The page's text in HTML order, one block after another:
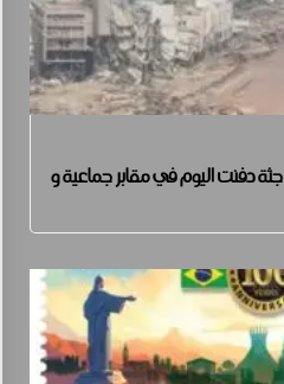
عاجل.. وزير الصحة الليبي: 3000 جثة دفنت اليوم في مقابر جماعية و